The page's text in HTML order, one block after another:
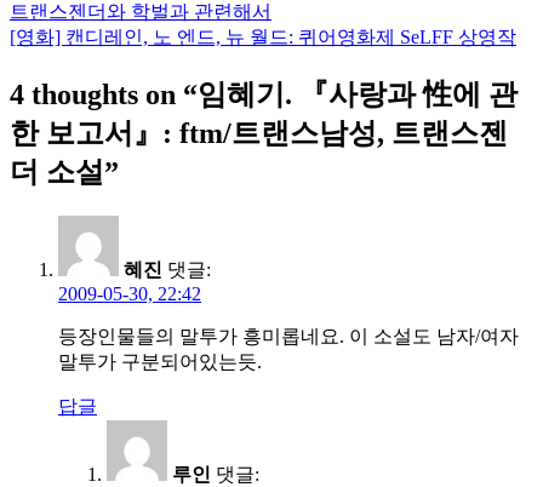
글
탐
색
트랜스젠더와 학벌과 관련해서
[영화] 캔디레인, 노 엔드, 뉴 월드: 퀴어영화제 SeLFF 상영작
4 thoughts on “임혜기. 『사랑과 性에 관
한 보고서』: ftm/트랜스남성, 트랜스젠
더 소설”
혜진 댓글:
2009-05-30, 22:42
등장인물들의 말투가 흥미롭네요. 이 소설도 남자/여자
말투가 구분되어있는듯.
답글
루인 댓글: